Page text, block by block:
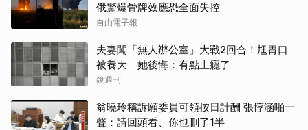
俄驚爆骨牌效應恐全面失控
自由電子報
夫妻闖「無人辦公室」大戰2回合！尪胃口
被養大 她後悔：有點上癮了
鏡週刊
翁曉玲稱訴願委員可領按日計酬 張惇涵啪一
聲：請回頭看、你也刪了1半